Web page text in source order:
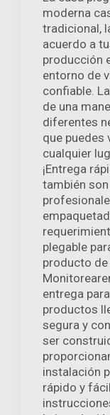
moderna
tradicional,
acuerdo a
producción
entorno de
confiable.
de una
diferentes
que puedes
cualquier
¡Entrega
también
plegable
producto
entrega
productos
segura y
ser
instalación
rápido y